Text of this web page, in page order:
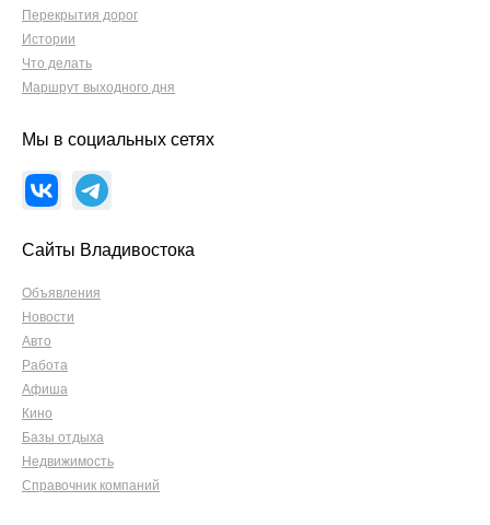
Перекрытия дорог
Истории
Что делать
Маршрут выходного дня
Мы в социальных сетях
Сайты Владивостока
Объявления
Новости
Авто
Работа
Афиша
Кино
Базы отдыха
Недвижимость
Справочник компаний